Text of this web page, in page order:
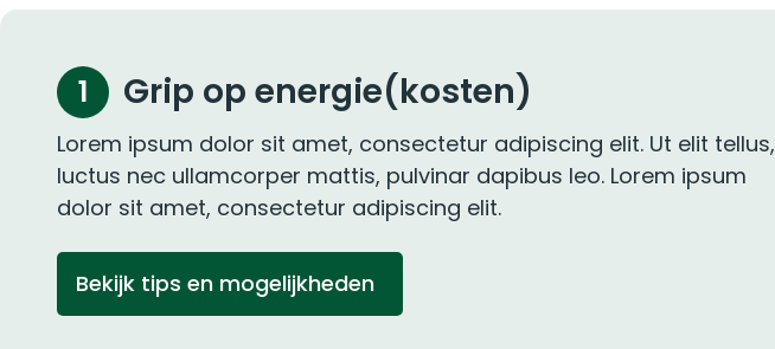
1 Grip op energie(kosten)
Lorem ipsum dolor sit amet, consectetur adipiscing elit. Ut elit tellus,
luctus nec ullamcorper mattis, pulvinar dapibus leo. Lorem ipsum
dolor sit amet, consectetur adipiscing elit.
Bekijk tips en mogelijkheden